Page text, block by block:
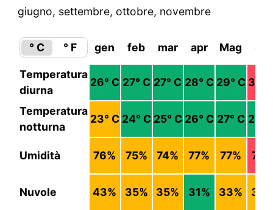
giugno, settembre, ottobre, novembre
° C ° F gen feb mar apr Mag giu
Temperatura
diurna
26° C 27° C 27° C 28° C 29° C 30
Temperatura
notturna
23° C 24° C 25° C 26° C 27° C 28
Umidità 76% 75% 74% 77% 77% 79
Nuvole 43% 35% 35% 31% 33% 38